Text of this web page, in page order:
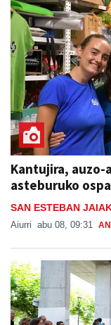
Kantujira,
asteburuko
SAN ESTEBAN
Aiurri abu 08, 09:31